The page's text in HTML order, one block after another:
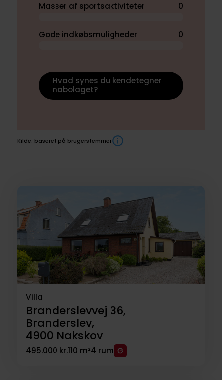
Masser af sportsaktiviteter 0
Gode indkøbsmuligheder 0
Hvad synes du kendetegner
nabolaget?
Kilde: baseret på brugerstemmer
Boliger
til
salg
Villa
Branderslevvej 36,
Branderslev,
4900 Nakskov
495.000 kr.110 m²4 rum